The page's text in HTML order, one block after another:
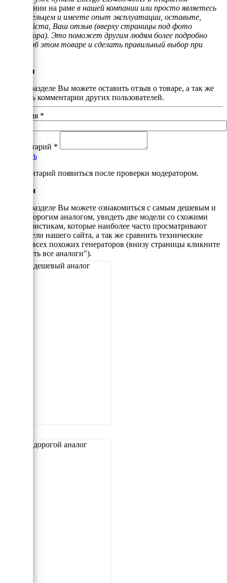
исполнении на раме в нашей компании или просто являетесь
его владельцем и имеете опыт эксплуатации, оставьте,
пожалуйста, Ваш отзыв (вверху страницы под фото
генератора). Это поможет другим людям более подробно
узнать об этом товаре и сделать правильный выбор при
Отзывы
В этом разделе Вы можете оставить отзыв о товаре, а так же
почитать комментарии других пользователей.
Ваше имя *
Комментарий *
Добавить
*Комментарий появиться после проверки модератором.
Аналоги
В этом разделе Вы можете ознакомиться с самым дешевым и
самым дорогим аналогом, увидеть две модели со схожими
характеристикам, которые наиболее часто просматривают
посетители нашего сайта, а так же сравнить технические
данные всех похожих генераторов (внизу страницы кликните
"Смотреть все аналоги").
Самый дешевый аналог
Самый дорогой аналог